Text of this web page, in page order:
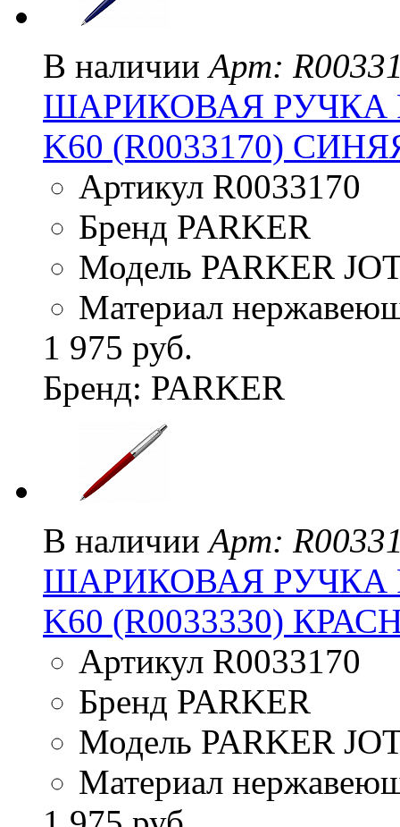
В наличии Арт:
ШАРИКОВАЯ РУЧКА
K60 (R0033170)
Артикул R0033170
Бренд PARKER
Модель PARKER
Материал
1 975 руб.
Бренд: PARKER
В наличии Арт:
ШАРИКОВАЯ РУЧКА
K60 (R0033330)
Артикул R0033170
Бренд PARKER
Модель PARKER
Материал